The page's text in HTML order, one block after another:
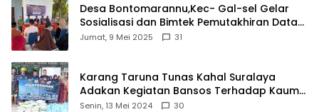
Desa Bontomarannu,Kec- Gal-sel Gelar
Sosialisasi dan Bimtek Pemutakhiran Data
ID
Jumat, 9 Mei 2025 31
Karang Taruna Tunas Kahal Suralaya
Adakan Kegiatan Bansos Terhadap Kaum
Dhuafa dan Anak Yatim-Piatu
Senin, 13 Mei 2024 30